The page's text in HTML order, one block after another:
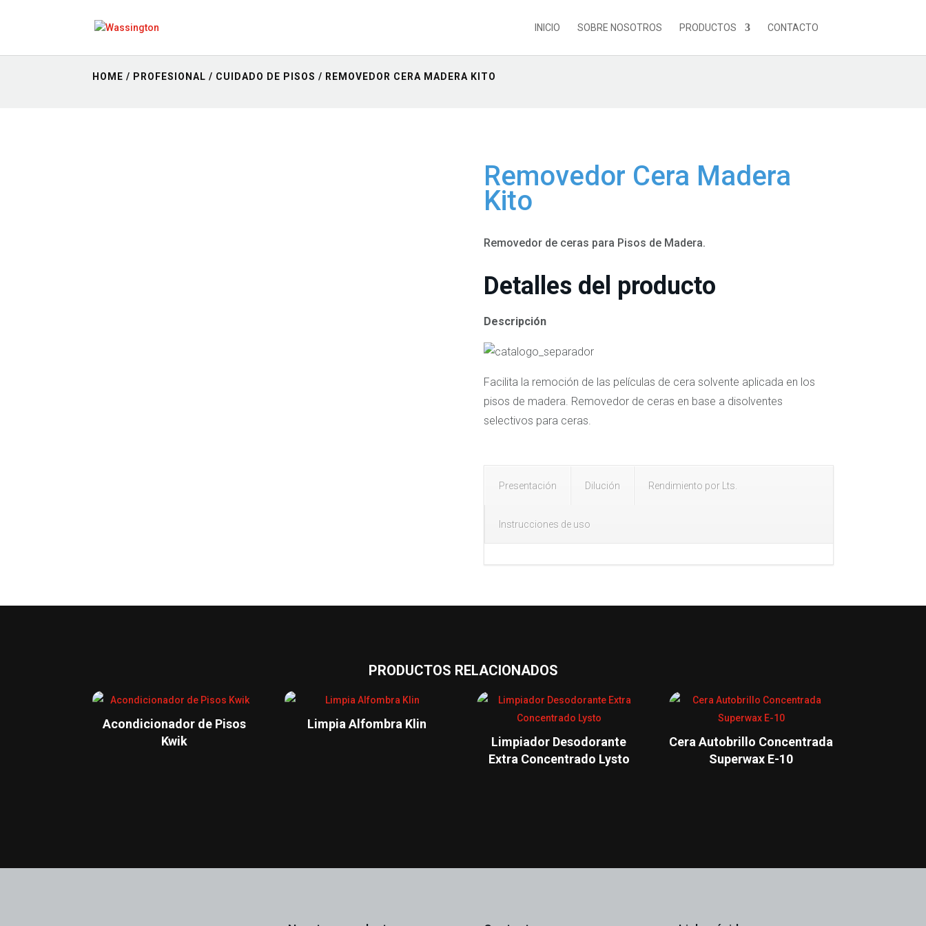
INICIO SOBRE NOSOTROS PRODUCTOS CONTACTO
HOME / PROFESIONAL / CUIDADO DE PISOS / REMOVEDOR CERA MADERA KITO
Removedor Cera Madera
Kito
Removedor de ceras para Pisos de Madera.
Detalles del producto
Descripción
Facilita la remoción de las películas de cera solvente aplicada en los
pisos de madera. Removedor de ceras en base a disolventes
selectivos para ceras.
Presentación Dilución Rendimiento por Lts.
Instrucciones de uso
PRODUCTOS RELACIONADOS
Acondicionador de Pisos
Kwik
Limpia Alfombra Klin
Limpiador Desodorante
Extra Concentrado Lysto
Cera Autobrillo Concentrada
Superwax E-10